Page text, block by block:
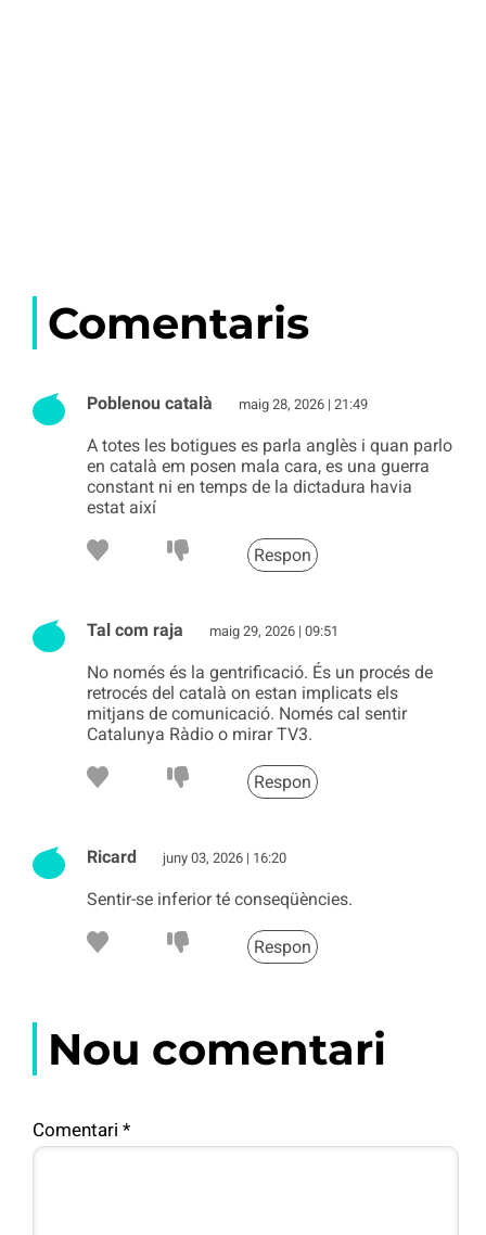
Comentaris
Poblenou català maig 28, 2026 | 21:49
A totes les botigues es parla anglès i quan parlo
en català em posen mala cara, es una guerra
constant ni en temps de la dictadura havia
estat així
Respon
Tal com raja maig 29, 2026 | 09:51
No només és la gentrificació. És un procés de
retrocés del català on estan implicats els
mitjans de comunicació. Només cal sentir
Catalunya Ràdio o mirar TV3.
Respon
Ricard juny 03, 2026 | 16:20
Sentir-se inferior té conseqüències.
Respon
Nou comentari
Comentari *